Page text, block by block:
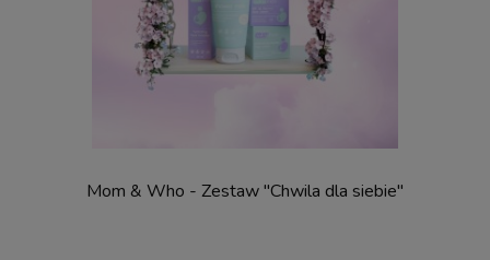
Mom & Who - Zestaw "Chwila dla siebie"